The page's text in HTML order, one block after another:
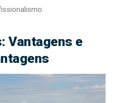
Vantagens e